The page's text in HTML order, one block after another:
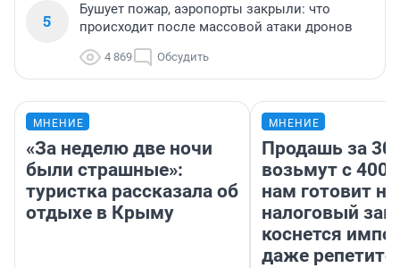
5
Бушует пожар, аэропорты закрыли: что
происходит после массовой атаки дронов
4 869 Обсудить
МНЕНИЕ
«За неделю две ночи
были страшные»:
туристка рассказала об
отдыхе в Крыму
МНЕНИЕ
Продашь за
возьмут с
нам готовит
налоговый
коснется
даже